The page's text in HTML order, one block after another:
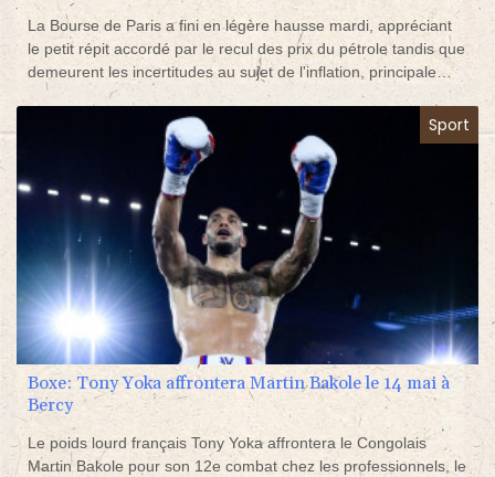
La Bourse de Paris a fini en légère hausse mardi, appréciant
le petit répit accordé par le recul des prix du pétrole tandis que
demeurent les incertitudes au sujet de l'inflation, principale
préoccupation des investisseurs, et du dossier ukrainien.
Sport
Boxe: Tony Yoka affrontera Martin Bakole le 14 mai à
Bercy
Le poids lourd français Tony Yoka affrontera le Congolais
Martin Bakole pour son 12e combat chez les professionnels, le